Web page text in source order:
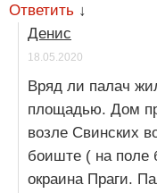
Ответить ↓
Денис
18.05.2020
Вряд ли палач
площадью. Дом
возле Свинских
боиште ( на поле
окраина Праги.